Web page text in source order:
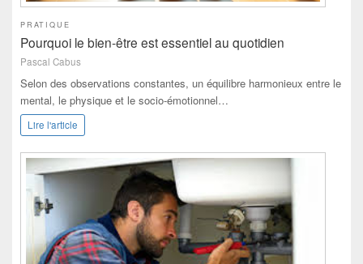
PRATIQUE
Pourquoi le bien-être est essentiel au quotidien
Pascal Cabus
Selon des observations constantes, un équilibre harmonieux entre le
mental, le physique et le socio-émotionnel…
Lire l'article